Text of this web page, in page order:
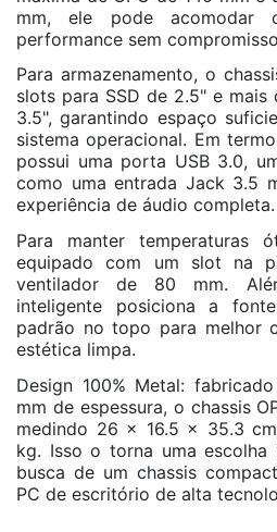
mm, ele pode acomodar
performance sem
Para armazenamento, o
slots para SSD de 2.5" e
3.5", garantindo espaço
sistema operacional. Em
possui uma porta USB 3.0,
como uma entrada Jack 3.5
experiência de áudio completa.
Para manter temperaturas
equipado com um slot na
ventilador de 80 mm.
inteligente posiciona a
padrão no topo para melhor
estética limpa.
Design 100% Metal:
mm de espessura, o chassis
medindo 26 x 16.5 x 35.3
kg. Isso o torna uma escolha
busca de um chassis
PC de escritório de alta